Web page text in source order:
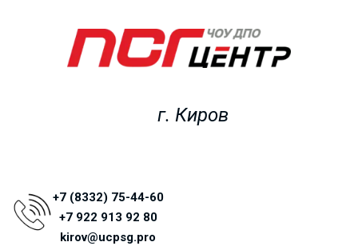
г. Киров
+7 (8332) 75-44-60
+7 922 913 92 80
kirov@ucpsg.pro